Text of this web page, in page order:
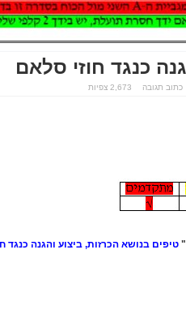
כנגד חוזי סלאם
כתוב תגובה 2,673 צפיות
טיפים בנושא הכרזות, ביצוע והגנה כנגד